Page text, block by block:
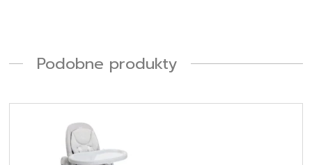
Podobne produkty